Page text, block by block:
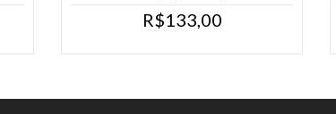
R$133,00